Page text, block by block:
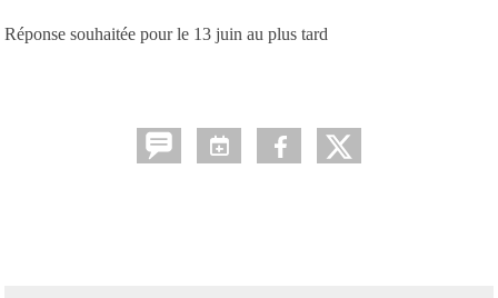
Réponse souhaitée pour le 13 juin au plus tard